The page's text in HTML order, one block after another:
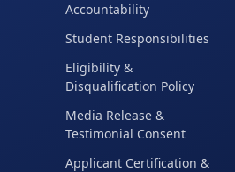
Accountability
Student Responsibilities
Eligibility &
Disqualification Policy
Media Release &
Testimonial Consent
Applicant Certification &